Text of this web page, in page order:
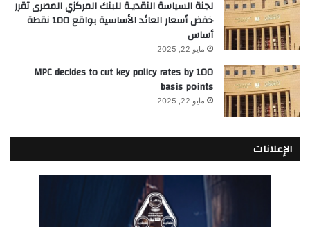
لجنة السياسة النقديـة للبنك المركزي المصرى تقرر
خفض أسعار العائد الأساسية بواقع 100 نقطة
أساس
مايو 22, 2025
MPC decides to cut key policy rates by 100
basis points
مايو 22, 2025
الإعلانات